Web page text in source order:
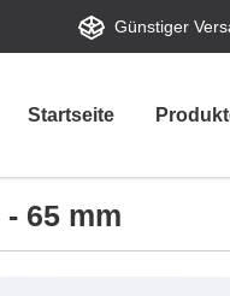
Günstiger
Startseite
65 mm